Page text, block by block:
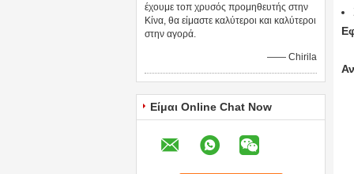
έχουμε τοπ χρυσός προμηθευτής στην
Κίνα, θα είμαστε καλύτεροι και καλύτεροι
στην αγορά.
—— Chirila
Είμαι Online Chat Now